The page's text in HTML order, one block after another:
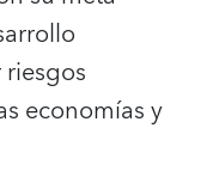
economías y